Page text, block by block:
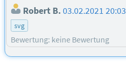
Robert B.03.02.2021 20:03
svg
Bewertung: keine Bewertung